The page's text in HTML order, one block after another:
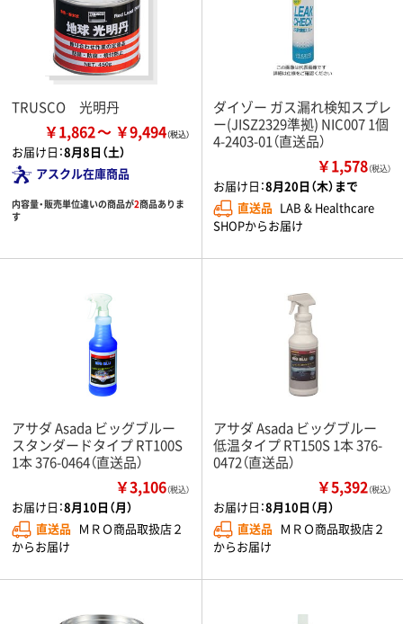
TRUSCO 光明丹
￥1,862 ￥9,494
お届け日：8月8日（土）
アスクル在庫商品
内容量・販売単位違いの商品が2商品ありま
す
ダイゾー ガス漏れ検知スプレ
ー(JISZ2329準拠) NIC007 1個
4-2403-01（直送品）
￥1,578（税込）
お届け日：8月20日（木）まで
直送品 LAB & Healthcare
SHOPからお届け
アサダ Asada ビッグブルー
スタンダードタイプ RT100S
1本 376-0464（直送品）
￥3,106（税込）
お届け日：8月10日（月）
直送品 ＭＲＯ商品取扱店２
からお届け
アサダ Asada ビッグブルー
低温タイプ RT150S 1本 376-
0472（直送品）
￥5,392（税込）
お届け日：8月10日（月）
直送品 ＭＲＯ商品取扱店２
からお届け